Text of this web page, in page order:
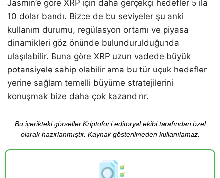
Jasmin’e göre XRP için daha gerçekçi hedefler 5 ila
10 dolar bandı. Bizce de bu seviyeler şu anki
kullanım durumu, regülasyon ortamı ve piyasa
dinamikleri göz önünde bulundurulduğunda
ulaşılabilir. Buna göre XRP uzun vadede büyük
potansiyele sahip olabilir ama bu tür uçuk hedefler
yerine sağlam temelli büyüme stratejilerini
konuşmak bize daha çok kazandırır.
Bu içerikteki görseller Kriptofoni editoryal ekibi tarafından özel
olarak hazırlanmıştır. Kaynak gösterilmeden kullanılamaz.